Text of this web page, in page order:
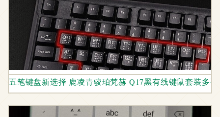
五笔键盘新选择 鹿凌青骏珀梵赫 Q17黑有线键鼠套装多